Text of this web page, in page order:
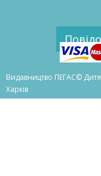
Видавництво ПЕГАС©
Харків